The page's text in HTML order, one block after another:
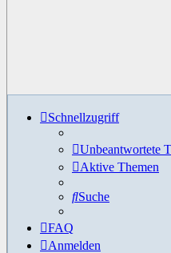
Schnellzugriff
Unbeantwortete
Aktive Themen
Suche
FAQ
Anmelden